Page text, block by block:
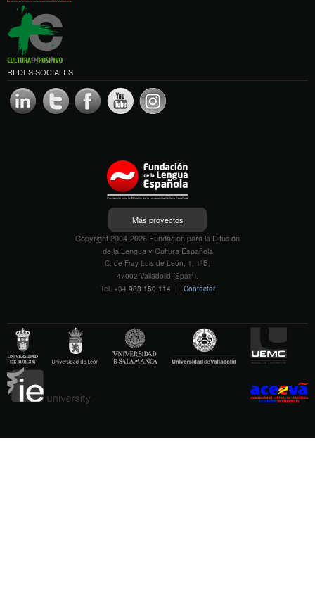
REDES SOCIALES
Más proyectos
Copyright 2004-2026 Fundación para la Difusión
de la Lengua y Cultura Española
C. de Fray Luis de León, 1, 1ºB,
47002 Valladolid (Spain).
Tel. +34 983 150 114 | Contactar